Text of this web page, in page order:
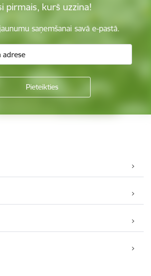
pirmais, kurš uzzina!
saņemšanai savā e-pastā.